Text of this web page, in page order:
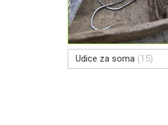
Udice za soma (15)